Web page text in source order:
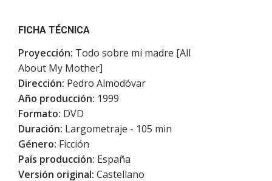
FICHA TÉCNICA
Proyección: Todo sobre mi madre [All
About My Mother]
Dirección: Pedro Almodóvar
Año producción: 1999
Formato: DVD
Duración: Largometraje - 105 min
Género: Ficción
País producción: España
Versión original: Castellano